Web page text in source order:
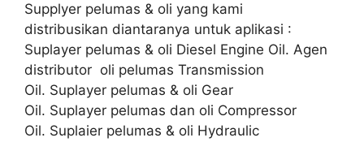
Supplyer pelumas & oli yang kami
distribusikan diantaranya untuk aplikasi :
Suplayer pelumas & oli Diesel Engine Oil. Agen
distributor oli pelumas Transmission
Oil. Suplayer pelumas & oli Gear
Oil. Suplayer pelumas dan oli Compressor
Oil. Suplaier pelumas & oli Hydraulic